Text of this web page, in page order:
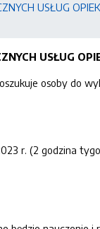
USŁUG
USŁUG
osoby do
r. (2 godzina